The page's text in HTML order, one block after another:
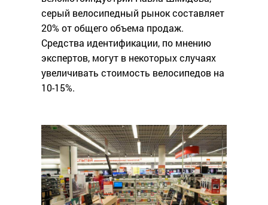
серый велосипедный рынок составляет
20% от общего объема продаж.
Средства идентификации, по мнению
экспертов, могут в некоторых случаях
увеличивать стоимость велосипедов на
10-15%.